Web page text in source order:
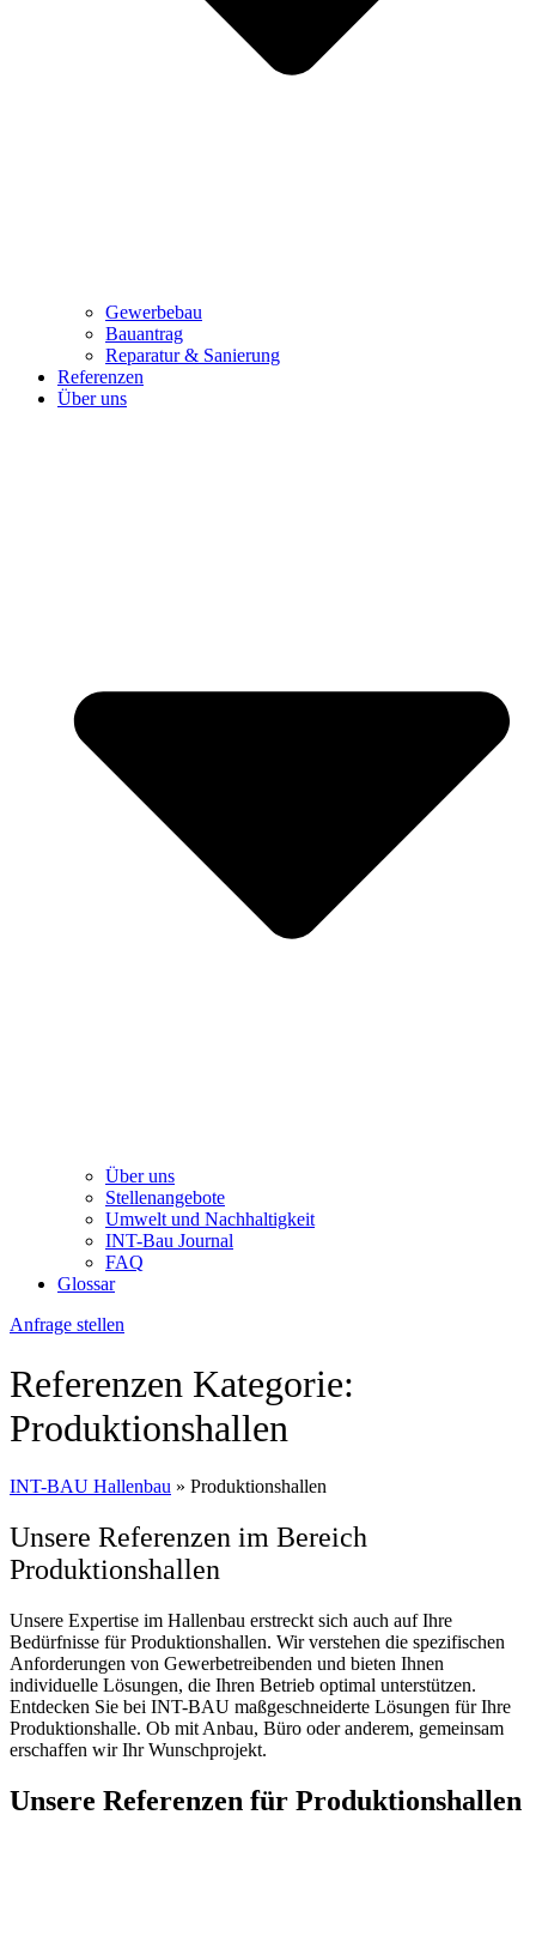
Gewerbebau
Bauantrag
Reparatur & Sanierung
Referenzen
Über uns
Über uns
Stellenangebote
Umwelt und Nachhaltigkeit
INT-Bau Journal
FAQ
Glossar
Anfrage stellen
Referenzen Kategorie:
Produktionshallen
INT-BAU Hallenbau » Produktionshallen
Unsere Referenzen im Bereich
Produktionshallen
Unsere Expertise im Hallenbau erstreckt sich auch auf Ihre
Bedürfnisse für Produktionshallen. Wir verstehen die spezifischen
Anforderungen von Gewerbetreibenden und bieten Ihnen
individuelle Lösungen, die Ihren Betrieb optimal unterstützen.
Entdecken Sie bei INT-BAU maßgeschneiderte Lösungen für Ihre
Produktionshalle. Ob mit Anbau, Büro oder anderem, gemeinsam
erschaffen wir Ihr Wunschprojekt.
Unsere Referenzen für Produktionshallen